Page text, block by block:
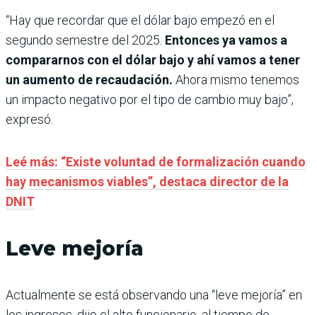
“Hay que recordar que el dólar bajo empezó en el
segundo semestre del 2025. Entonces ya vamos a
compararnos con el dólar bajo y ahí vamos a tener
un aumento de recaudación. Ahora mismo tenemos
un impacto negativo por el tipo de cambio muy bajo”,
expresó.
Leé más: “Existe voluntad de formalización cuando
hay mecanismos viables”, destaca director de la
DNIT
Leve mejoría
Actualmente se está observando una “leve mejoría” en